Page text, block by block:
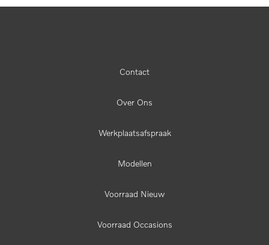
Contact
Over Ons
Werkplaatsafspraak
Modellen
Voorraad Nieuw
Voorraad Occasions